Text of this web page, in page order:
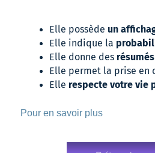
Elle possède un
Elle indique la
Elle donne des
Elle permet la prise en
Elle respecte votre vie
Pour en savoir plus